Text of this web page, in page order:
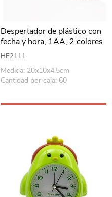
Despertador de plástico con
fecha y hora, 1AA, 2 colores
HE2111
Medida: 20x10x4.5cm
Cantidad por caja: 60